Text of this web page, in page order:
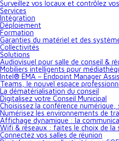
Surveillez vos locaux et contrôlez
Services
Intégration
Déploiement
Formation
Garanties du matériel et des
Collectivités
Solutions
Audiovisuel pour salle de conseil &
Mobiliers intelligents pour
Intel® EMA – Endpoint Manager
Teams, le nouvel espace
La dématérialisation du conseil
Digitalisez votre Conseil Municipal
Choisissez la conférence
Numérisez les environnements de
Affichage dynamique : la
Wifi & réseaux : faites le choix de la
Connectez vos salles de réunion